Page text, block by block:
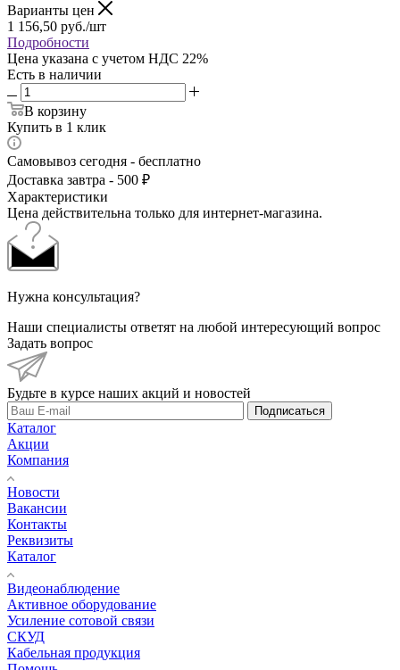
Варианты цен
1 156,50 руб./шт
Подробности
Цена указана с учетом НДС 22%
Есть в наличии
В корзину
Купить в 1 клик
Самовывоз сегодня - бесплатно
Доставка завтра - 500 ₽
Характеристики
Цена действительна только для интернет-магазина.
Нужна консультация?
Наши специалисты ответят на любой интересующий вопрос
Задать вопрос
Будьте в курсе наших акций и новостей
Подписаться
Каталог
Акции
Компания
Новости
Вакансии
Контакты
Реквизиты
Каталог
Видеонаблюдение
Активное оборудование
Усиление сотовой связи
СКУД
Кабельная продукция